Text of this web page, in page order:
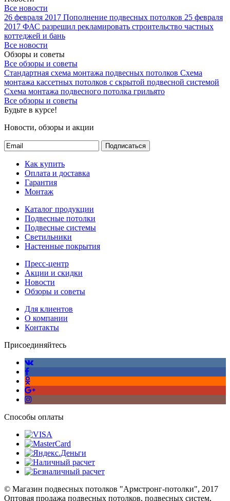
Все новости
26 февраля 2017 Пополнение подвесных потолков 25 февраля
2017 ФАС разрешил рекламировать строительство частных
коттеджей и бань
Все новости
Обзоры и советы
Все обзоры и советы
Стандартная схема монтажа подвесных потолков Схема
монтажа кассетных потолков с скрытой подвесной системой
Схема монтажа подвесного потолка грильято
Все обзоры и советы
Будьте в курсе!
Новости, обзоры и акции
Подписаться
Как купить
Оплата и доставка
Гарантия
Монтаж
Каталог продукции
Подвесные потолки
Подвесные системы
Светильники
Настенные покрытия
Пресс-центр
Акции и скидки
Новости
Обзоры и советы
Для клиентов
О компании
Контакты
Присоединяйтесь
Способы оплаты
© Магазин подвесных потолков "Армстронг-потолки", 2017
Оптовая продажа подвесных потолков, подвесных систем,